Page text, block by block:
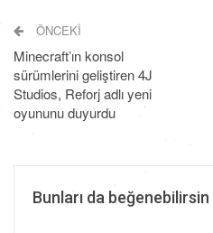
ÖNCEKI
Minecraft’ın konsol
sürümlerini geliştiren 4J
Studios, Reforj adlı yeni
oyununu duyurdu
Bunları da beğenebilirsin